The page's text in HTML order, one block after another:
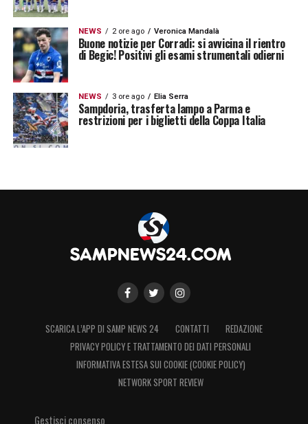
NEWS 2 ore ago Veronica Mandalà
Buone notizie per Corradi: si avvicina il rientro
di Begic! Positivi gli esami strumentali odierni
NEWS 3 ore ago Elia Serra
Sampdoria, trasferta lampo a Parma e
restrizioni per i biglietti della Coppa Italia
SCARICA L’APP DI SAMP NEWS 24 CONTATTI
REDAZIONE
PRIVACY POLICY E TRATTAMENTO DEI DATI PERSONALI
INFORMATIVA ESTESA SUI COOKIE (COOKIE POLICY)
NETWORK SPORT REVIEW
Gestisci consenso